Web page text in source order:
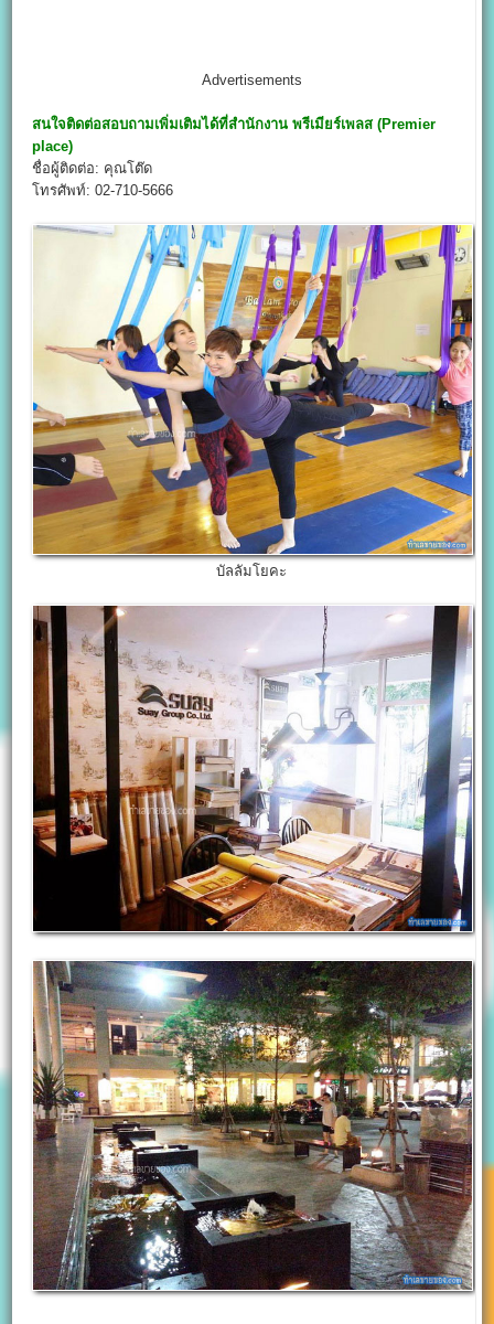
Advertisements
สนใจติดต่อสอบถามเพิ่มเติมได้ที่สำนักงาน พรีเมียร์เพลส (Premier
place)
ชื่อผู้ติดต่อ: คุณโต๊ด
โทรศัพท์: 02-710-5666
บัลลัมโยคะ